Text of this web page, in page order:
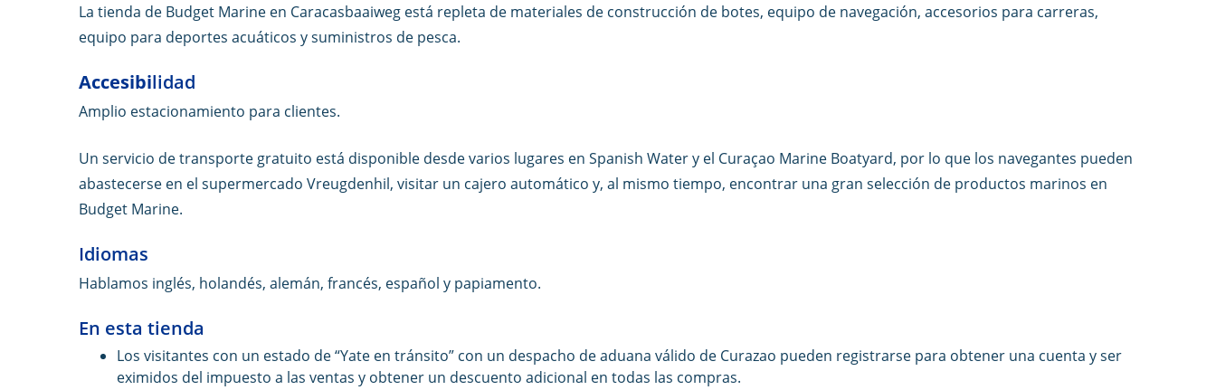
La tienda de Budget Marine en Caracasbaaiweg está repleta de materiales de construcción de botes, equipo de navegación, accesorios para carreras,
equipo para deportes acuáticos y suministros de pesca.
Accesibilidad
Amplio estacionamiento para clientes.
Un servicio de transporte gratuito está disponible desde varios lugares en Spanish Water y el Curaçao Marine Boatyard, por lo que los navegantes pueden
abastecerse en el supermercado Vreugdenhil, visitar un cajero automático y, al mismo tiempo, encontrar una gran selección de productos marinos en
Budget Marine.
Idiomas
Hablamos inglés, holandés, alemán, francés, español y papiamento.
En esta tienda
Los visitantes con un estado de “Yate en tránsito” con un despacho de aduana válido de Curazao pueden registrarse para obtener una cuenta y ser
eximidos ​​del impuesto a las ventas y obtener un descuento adicional en todas las compras.